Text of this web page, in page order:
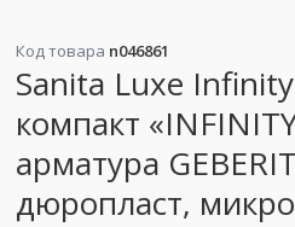
Код товара n046861
Sanita Luxe
компакт
арматура
дюропласт,